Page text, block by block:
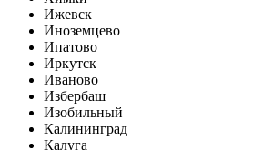
Ижевск
Иноземцево
Ипатово
Иркутск
Иваново
Избербаш
Изобильный
Калининград
Калуга